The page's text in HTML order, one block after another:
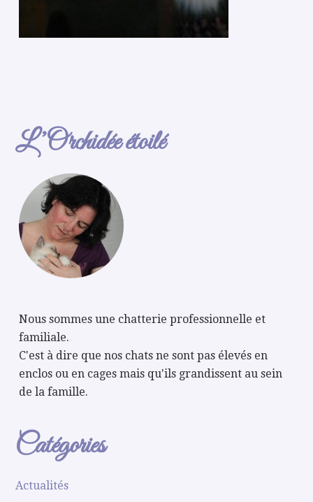
L’Orchidée étoilé
Nous sommes une chatterie professionnelle et
familiale.
C'est à dire que nos chats ne sont pas élevés en
enclos ou en cages mais qu'ils grandissent au sein
de la famille.
Catégories
Actualités